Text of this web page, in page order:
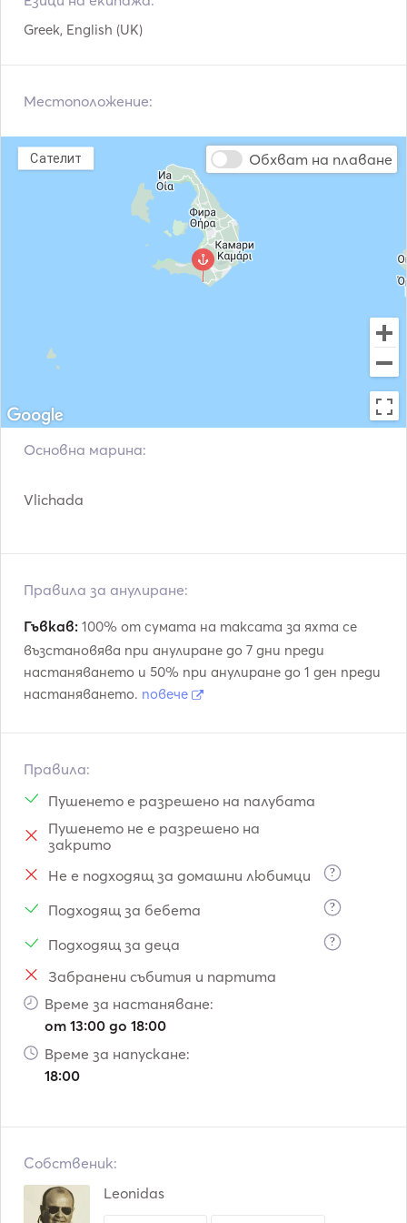
Greek, English (UK)
Местоположение:
Обхват на плаване
Сателит
Основна марина:
Vlichada
Правила за анулиране:
Гъвкав: 100% от сумата на таксата за яхта се
възстановява при анулиране до 7 дни преди
настаняването и 50% при анулиране до 1 ден преди
настаняването. повече
Правила:
Пушенето е разрешено на палубата
Пушенето не е разрешено на
закрито
Не е подходящ за домашни любимци
?
Подходящ за бебета ?
Подходящ за деца ?
Забранени събития и партита
Време за настаняване:
от 13:00 до 18:00
Време за напускане:
18:00
Собственик:
Leonidas